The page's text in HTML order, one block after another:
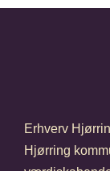
Erhverv
Hjørring